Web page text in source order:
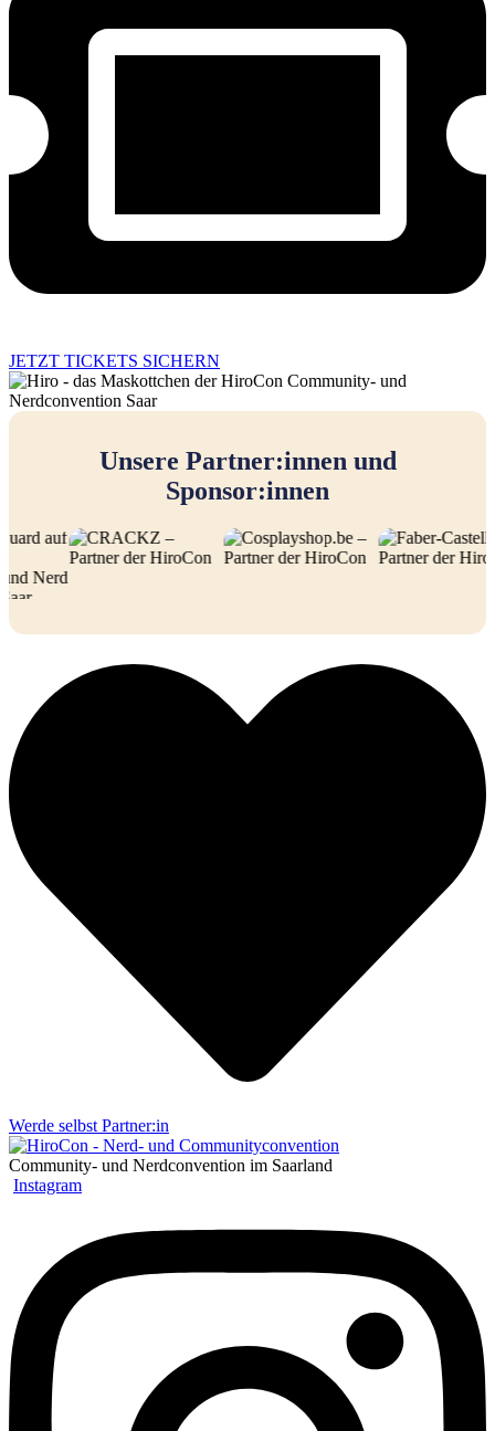
JETZT TICKETS SICHERN
Unsere Partner:innen und
Sponsor:innen
Werde selbst Partner:in
Community- und Nerdconvention im Saarland
Instagram